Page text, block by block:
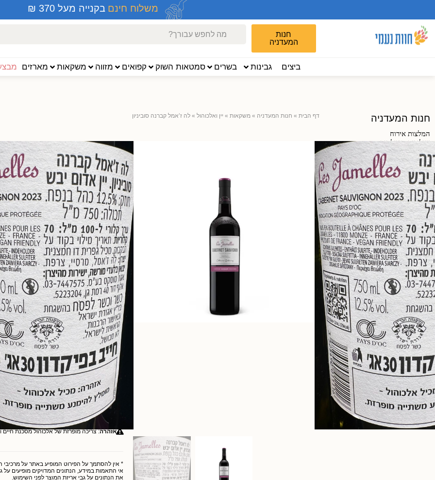
משלוח חינם בקנייה מעל 370 ₪
חנות
המעדניה
ביצים גבינות בשרים סמטאות השוק קפואים מזווה משקאות מארזים
חנות המעדניה
המלצות אירוח
שילובים מושלמים
לשבועות
ביצים
מעדניית גבינות
מעדניית בשרים
סמטאות השוק
קפואים
מזווה
משקאות
מגשי אירוח, פלטות
גבינות ומעדנים ומארזי שי
טעימים
מבצעים לחברי מועדון
מתכונים
דף הבית » חנות המעדניה »משקאות » יין ואלכוהול »לה ז’אמל קברנה סוביניון
לה ז’אמל קברנה
750 מל'
קברנה סוביניון נהדר, עשיר ומלא אך עם
בעל ניחוחות מרוכזים של פרי אדום
עדינים ברקע. מתאים לכל אירוע ולמגוון
₪66.00
מחיר ל100 מ"ל ₪8.80
ארץ ייצור:
מאפיינים:
אלרגנים:
רכיבים:
סימון תזונתי ל-100 מיליליטר
אזהרה: צריכה מופרזת של אלכוהול מסכנת חיים
* אין להסתמך על הפירוט המופיע באתר על מרכיבי
אי התאמות במידע, הנתונים המדויקים מופיעים על
את הנתונים על גבי אריזת המוצר לפני השימוש.